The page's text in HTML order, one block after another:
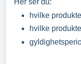
Her ser du:
hvilke
hvilke